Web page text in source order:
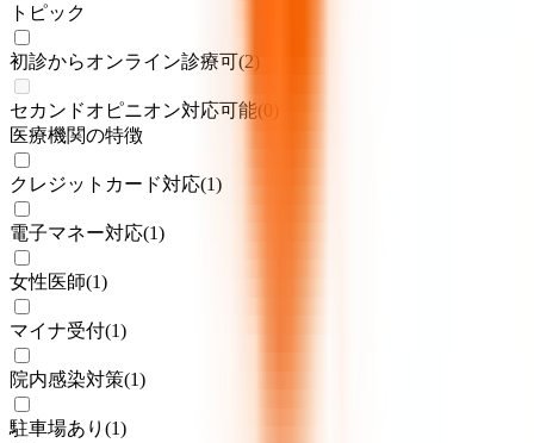
トピック
初診からオンライン診療可(2 )
セカンドオピニオン対応可能(0
医療機関の特徴
クレジットカード対応(1)
電子マネー対応(1)
女性医師(1)
マイナ受付(1)
院内感染対策(1)
駐車場あり (1)